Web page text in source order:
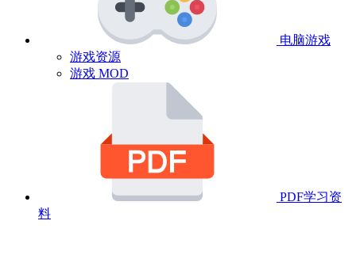
电脑游戏
游戏资源
游戏 MOD
PDF学习资
料